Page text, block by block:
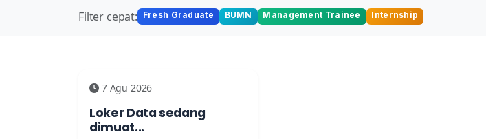
Filter cepat: Fresh Graduate BUMN Management Trainee Internship
7 Agu 2026
Loker Data sedang
dimuat...